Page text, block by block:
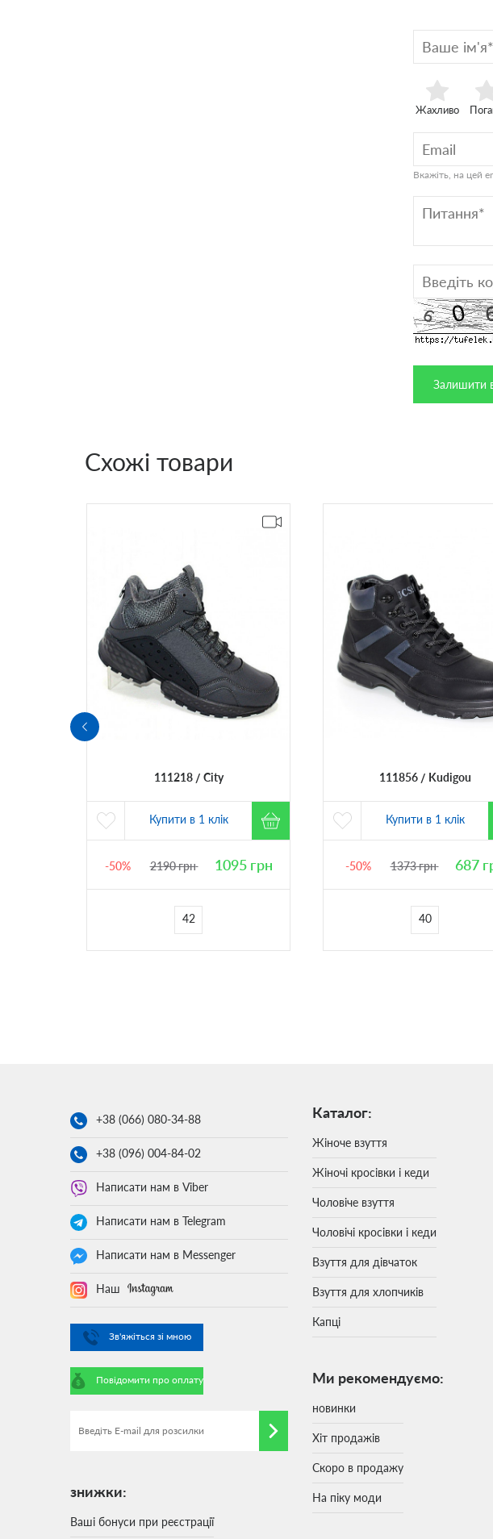
Жахливо
Вкажіть, на цей
Залишити
Схожі товари
111218 City
Купити в 1 клік
-50% 2190грн 1095грн
42
111856 Kudigou
Купити в 1 клік
-50% 1373грн 687
40
+38 (066) 080-34-88
+38 (096) 004-84-02
Написати нам в Viber
Написати нам в Telegram
Написати нам в Messenger
Наш
Зв'яжіться зі мною
Повідомити про оплату
знижки:
Ваші бонуси при реєстрації
Каталог:
Жіноче взуття
Жіночі кросівки і кеди
Чоловіче взуття
Чоловічі кросівки і кеди
Взуття для дівчаток
Взуття для хлопчиків
Капці
Ми рекомендуємо:
новинки
Хіт продажів
Скоро в продажу
На піку моди